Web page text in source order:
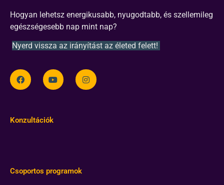
Hogyan lehetsz energikusabb, nyugodtabb, és szellemileg
egészségesebb nap mint nap?
Nyerd vissza az irányítást az életed felett!
Konzultációk
Csoportos programok